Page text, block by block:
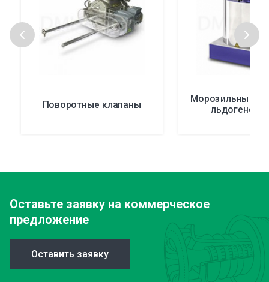
Поворотные клапаны Морозильные
Оставьте заявку на коммерческое
предложение
Оставить заявку